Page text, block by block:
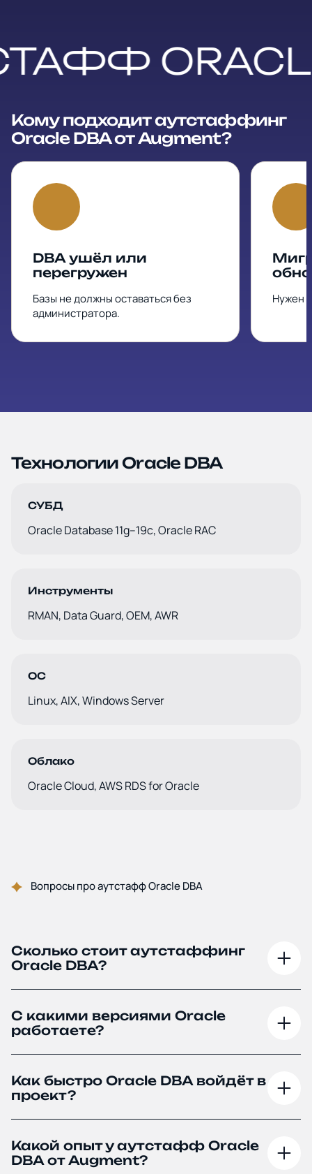
Кому подходит аутстаффинг
Oracle DBA от Augment?
DBA ушёл или
перегружен
Базы не должны оставаться без
администратора.
Нужен
Технологии Oracle DBA
СУБД
Oracle Database 11g–19c, Oracle RAC
Инструменты
RMAN, Data Guard, OEM, AWR
ОС
Linux, AIX, Windows Server
Облако
Oracle Cloud, AWS RDS for Oracle
Вопросы про аутстафф Oracle DBA
Сколько стоит аутстаффинг
Oracle DBA?
С какими версиями Oracle
работаете?
Как быстро Oracle DBA войдёт в
проект?
Какой опыт у аутстафф Oracle
DBA от Augment?